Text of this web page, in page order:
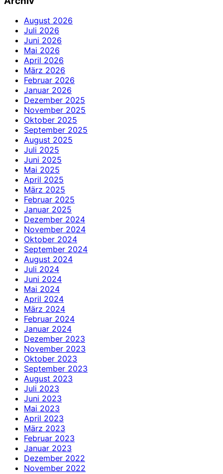
August 2026
Juli 2026
Juni 2026
Mai 2026
April 2026
März 2026
Februar 2026
Januar 2026
Dezember 2025
November 2025
Oktober 2025
September 2025
August 2025
Juli 2025
Juni 2025
Mai 2025
April 2025
März 2025
Februar 2025
Januar 2025
Dezember 2024
November 2024
Oktober 2024
September 2024
August 2024
Juli 2024
Juni 2024
Mai 2024
April 2024
März 2024
Februar 2024
Januar 2024
Dezember 2023
November 2023
Oktober 2023
September 2023
August 2023
Juli 2023
Juni 2023
Mai 2023
April 2023
März 2023
Februar 2023
Januar 2023
Dezember 2022
November 2022